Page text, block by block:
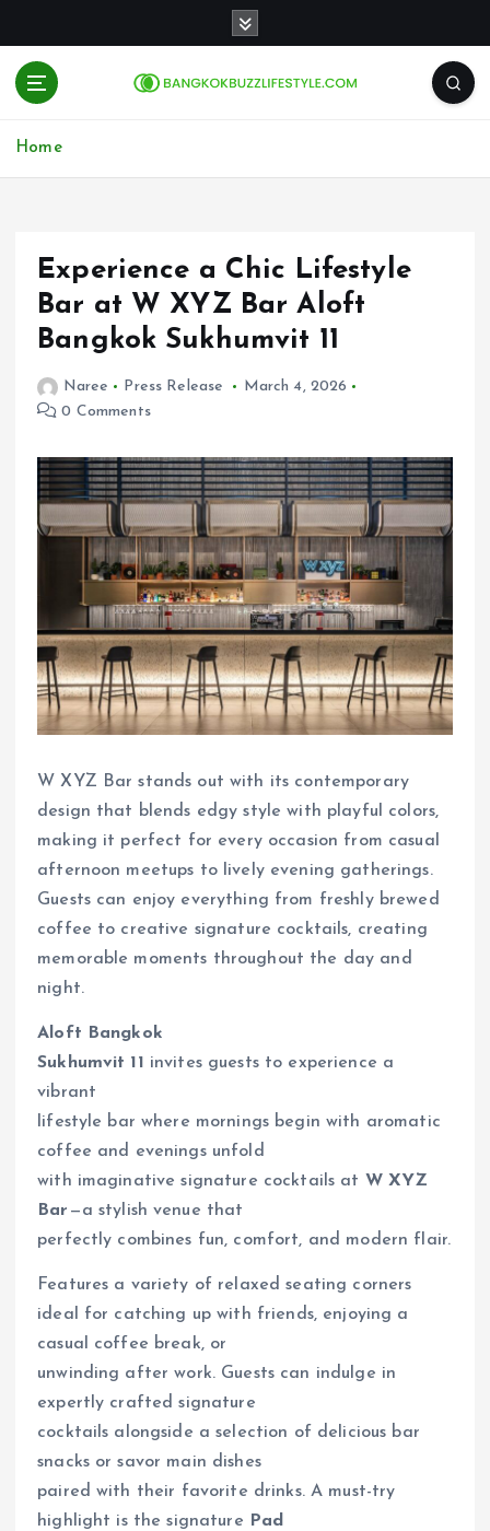
Home
Experience a Chic Lifestyle
Bar at W XYZ Bar Aloft
Bangkok Sukhumvit 11
Naree Press Release
March 4, 2026
0 Comments
W XYZ Bar stands out with its contemporary
design that blends edgy style with playful colors,
making it perfect for every occasion from casual
afternoon meetups to lively evening gatherings.
Guests can enjoy everything from freshly brewed
coffee to creative signature cocktails, creating
memorable moments throughout the day and
night.
Aloft Bangkok
Sukhumvit 11
invites guests to experience a
vibrant
lifestyle bar where mornings begin with aromatic
coffee and evenings unfold
with imaginative signature cocktails at W XYZ
Bar —a stylish venue that
perfectly combines fun, comfort, and modern flair.
Features a variety of relaxed seating corners
ideal for catching up with friends, enjoying a
casual coffee break, or
unwinding after work. Guests can indulge in
expertly crafted signature
cocktails alongside a selection of delicious bar
snacks or savor main dishes
paired with their favorite drinks. A must-try
highlight is the signature
Pad